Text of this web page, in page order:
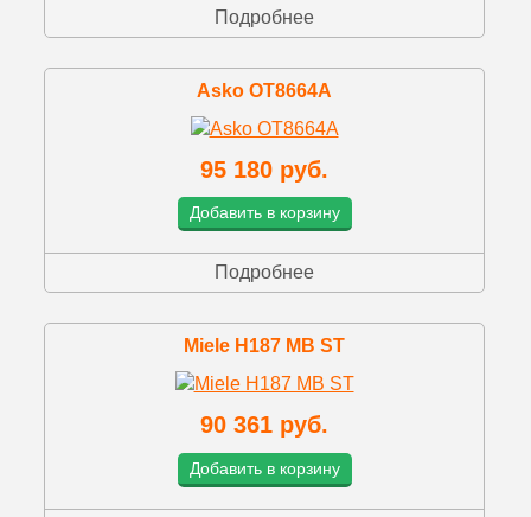
Подробнее
Asko OT8664A
95 180 руб.
Добавить в корзину
Подробнее
Miele H187 MB ST
90 361 руб.
Добавить в корзину